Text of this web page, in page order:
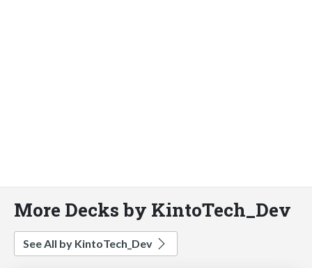
More Decks by KintoTech_Dev
See All by KintoTech_Dev